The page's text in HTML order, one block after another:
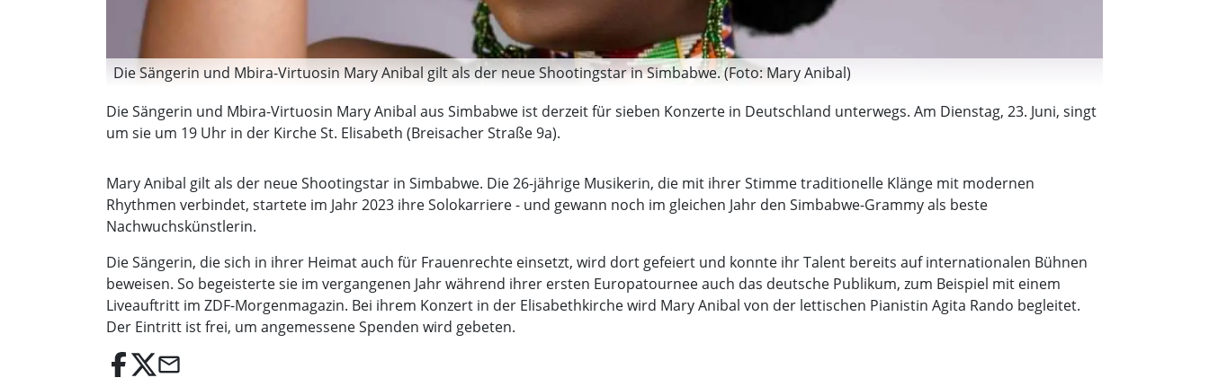
Die Sängerin und Mbira-Virtuosin Mary Anibal gilt als der neue Shootingstar in Simbabwe. (Foto: Mary Anibal)
Die Sängerin und Mbira-Virtuosin Mary Anibal aus Simbabwe ist derzeit für sieben Konzerte in Deutschland unterwegs. Am Dienstag, 23. Juni, singt
um sie um 19 Uhr in der Kirche St. Elisabeth (Breisacher Straße 9a).
Mary Anibal gilt als der neue Shootingstar in Simbabwe. Die 26-jährige Musikerin, die mit ihrer Stimme traditionelle Klänge mit modernen
Rhythmen verbindet, startete im Jahr 2023 ihre Solokarriere - und gewann noch im gleichen Jahr den Simbabwe-Grammy als beste
Nachwuchskünstlerin.
Die Sängerin, die sich in ihrer Heimat auch für Frauenrechte einsetzt, wird dort gefeiert und konnte ihr Talent bereits auf internationalen Bühnen
beweisen. So begeisterte sie im vergangenen Jahr während ihrer ersten Europatournee auch das deutsche Publikum, zum Beispiel mit einem
Liveauftritt im ZDF-Morgenmagazin. Bei ihrem Konzert in der Elisabethkirche wird Mary Anibal von der lettischen Pianistin Agita Rando begleitet.
Der Eintritt ist frei, um angemessene Spenden wird gebeten.
email